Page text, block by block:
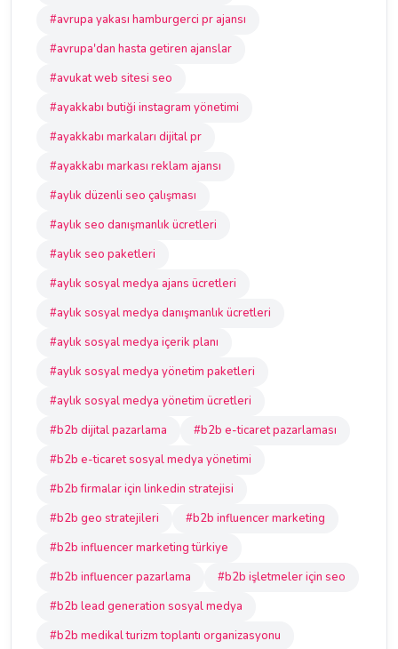
#avrupa yakası hamburgerci pr ajansı
#avrupa'dan hasta getiren ajanslar
#avukat web sitesi seo
#ayakkabı butiği instagram yönetimi
#ayakkabı markaları dijital pr
#ayakkabı markası reklam ajansı
#aylık düzenli seo çalışması
#aylık seo danışmanlık ücretleri
#aylık seo paketleri
#aylık sosyal medya ajans ücretleri
#aylık sosyal medya danışmanlık ücretleri
#aylık sosyal medya içerik planı
#aylık sosyal medya yönetim paketleri
#aylık sosyal medya yönetim ücretleri
#b2b dijital pazarlama
#b2b e-ticaret pazarlaması
#b2b e-ticaret sosyal medya yönetimi
#b2b firmalar için linkedin stratejisi
#b2b geo stratejileri
#b2b influencer marketing
#b2b influencer marketing türkiye
#b2b influencer pazarlama
#b2b işletmeler için seo
#b2b lead generation sosyal medya
#b2b medikal turizm toplantı organizasyonu